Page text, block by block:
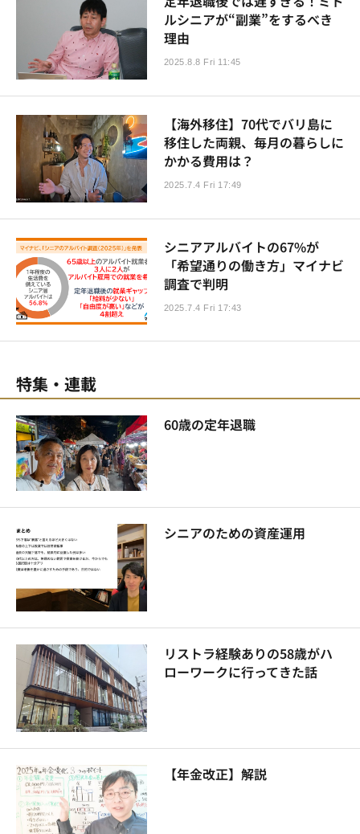
ルシニアが“副業”をするべき
理由
2025.8.8 Fri 11:45
【海外移住】70代でバリ島に
移住した両親、毎月の暮らしに
かかる費用は？
2025.7.4 Fri 17:49
シニアアルバイトの67%が
「希望通りの働き方」マイナビ
調査で判明
2025.7.4 Fri 17:43
特集・連載
60歳の定年退職
シニアのための資産運用
リストラ経験ありの58歳がハ
ローワークに行ってきた話
【年金改正】解説